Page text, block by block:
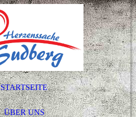
STARTSEITE
ÜBER UNS